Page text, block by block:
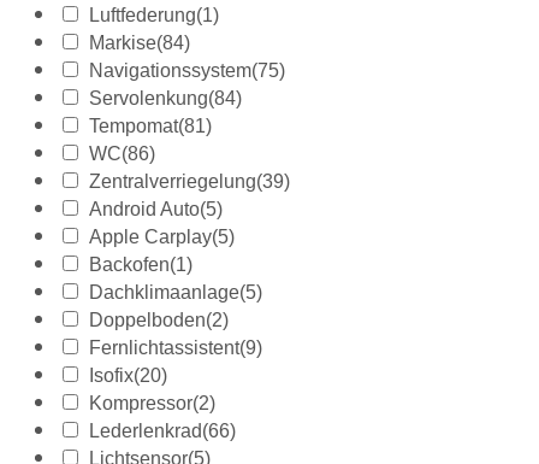
Luftfederung(1)
Markise(84)
Navigationssystem(75)
Servolenkung(84)
Tempomat(81)
WC(86)
Zentralverriegelung(39)
Android Auto(5)
Apple Carplay(5)
Backofen(1)
Dachklimaanlage(5)
Doppelboden(2)
Fernlichtassistent(9)
Isofix(20)
Kompressor(2)
Lederlenkrad(66)
Lichtsensor(5)